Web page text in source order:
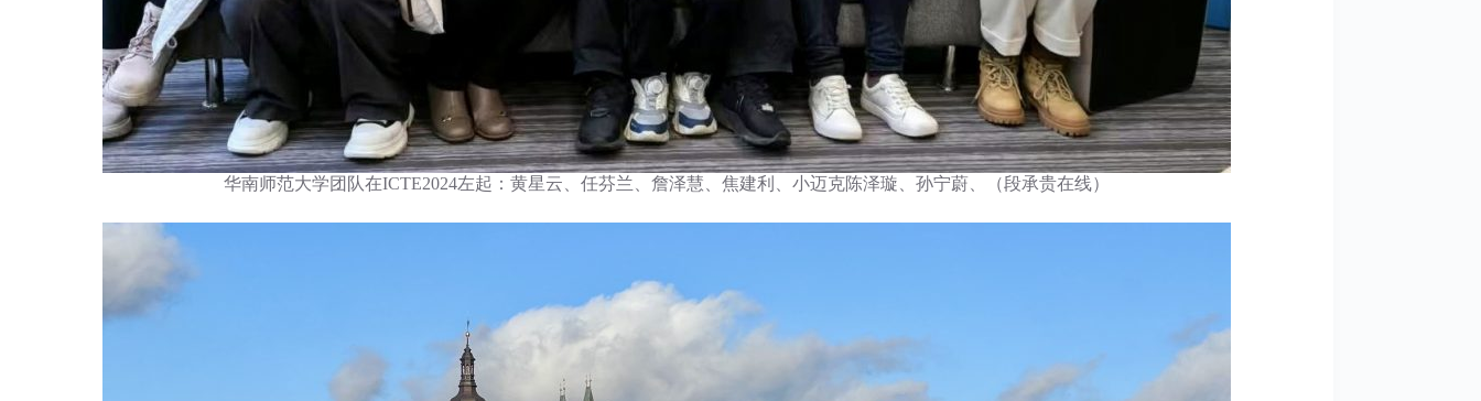
华南师范大学团队在ICTE2024左起：黄星云、任芬兰、詹泽慧、焦建利、小迈克陈泽璇、孙宁蔚、（段承贵在线）